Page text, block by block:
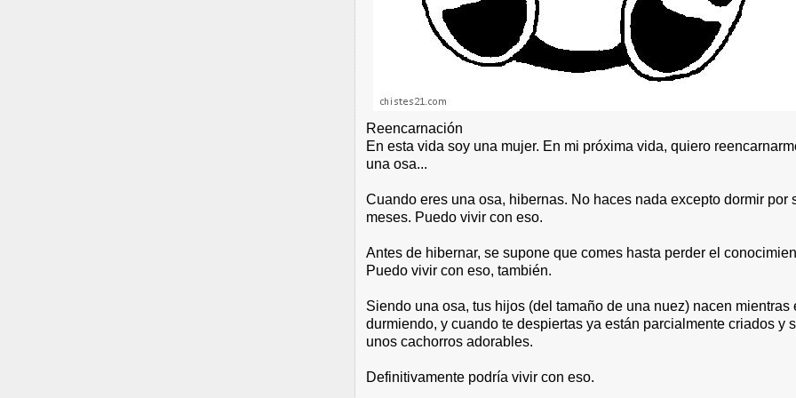
Reencarnación
En esta vida soy una mujer. En mi próxima vida, quiero
una osa...
Cuando eres una osa, hibernas. No haces nada excepto dormir por
meses. Puedo vivir con eso.
Antes de hibernar, se supone que comes hasta perder el
Puedo vivir con eso, también.
Siendo una osa, tus hijos (del tamaño de una nuez) nacen mientras
durmiendo, y cuando te despiertas ya están parcialmente criados y
unos cachorros adorables.
Definitivamente podría vivir con eso.